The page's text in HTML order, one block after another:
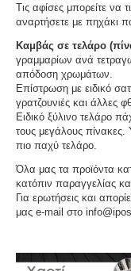
Τις αφίσες μπορείτε να
αναρτήσετε με πηχάκι
Καμβάς σε τελάρο
γραμμαρίων ανά
απόδοση χρωμάτων.
Επίστρωση με ειδικό
γρατζουνιές και άλλες
Ειδικό ξύλινο τελάρο
τους μεγάλους πίνακες.
πιο παχύ τελάρο.
Όλα μας τα προϊόντα
κατόπιν παραγγελίας
Για ερωτήσεις και
μας e-mail στο